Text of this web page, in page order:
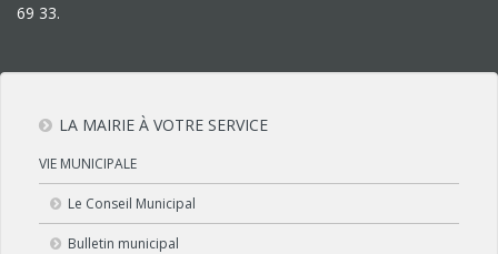
69 33.
LA MAIRIE À VOTRE SERVICE
VIE MUNICIPALE
Le Conseil Municipal
Bulletin municipal